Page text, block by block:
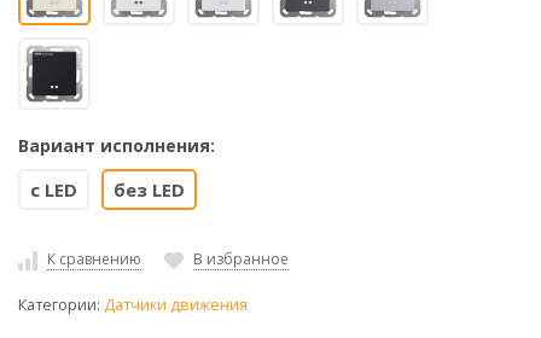
Вариант исполнения:
с LED без LED
К сравнению В избранное
Категории: Датчики движения